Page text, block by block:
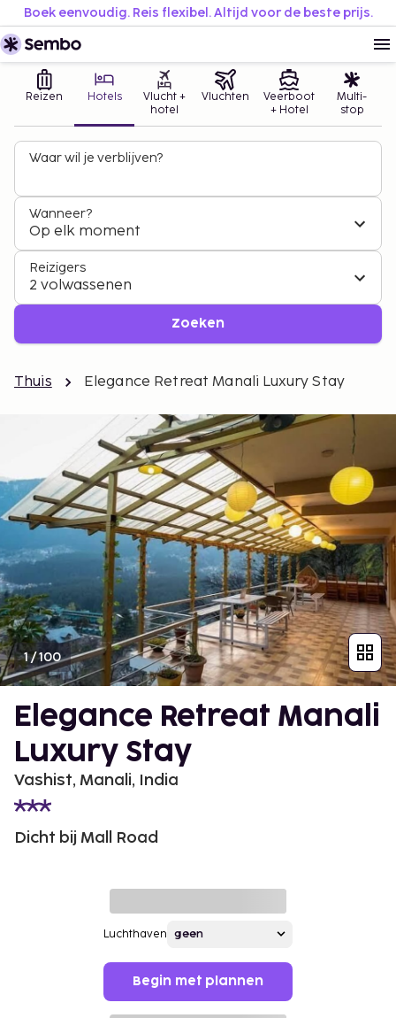
Boek eenvoudig. Reis flexibel. Altijd voor de beste prijs.
Reizen Hotels
Vlucht +
hotel
Vluchten
Veerboot
+ Hotel
Multi-
stop
Waar wil je verblijven?
Wanneer?
Op elk moment
Reizigers
2 volwassenen
Zoeken
Thuis Elegance Retreat Manali Luxury Stay
1/100
Elegance Retreat Manali
Luxury Stay
Vashist, Manali, India
Dicht bij Mall Road
Luchthaven
Begin met plannen